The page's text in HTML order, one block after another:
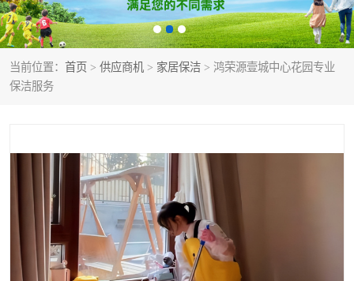
当前位置： 首页 > 供应商机 > 家居保洁 > 鸿荣源壹城中心花园专业
保洁服务